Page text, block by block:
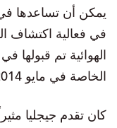
يمكن أن تساعدها في
في فعالية اكتشاف
الهوائية تم قبولها
الخاصة في مايو 2014.
كان تقدم جيجليا